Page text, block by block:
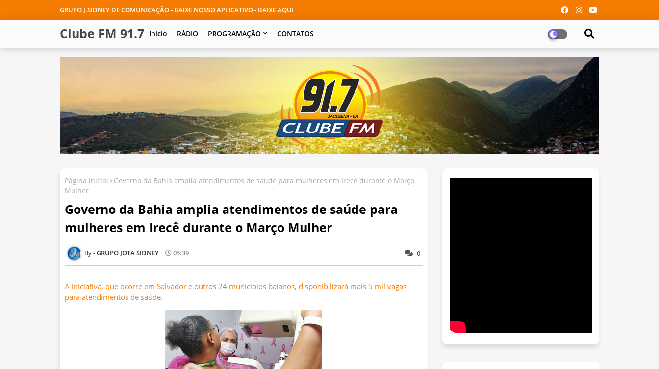
GRUPO J.SIDNEY DE COMUNICAÇÃO - BAIXE NOSSO APLICATIVO - BAIXE AQUI
Clube FM 91.7 Inicio RÁDIO PROGRAMAÇÃO CONTATOS
Página inicial
Governo da Bahia amplia atendimentos de saúde para mulheres em Irecê durante o Março
Mulher
Governo da Bahia amplia atendimentos de saúde para
mulheres em Irecê durante o Março Mulher
0
GRUPO JOTA SIDNEY 05:39
A iniciativa, que ocorre em Salvador e outros 24 municípios baianos, disponibilizará mais 5 mil vagas
para atendimentos de saúde.